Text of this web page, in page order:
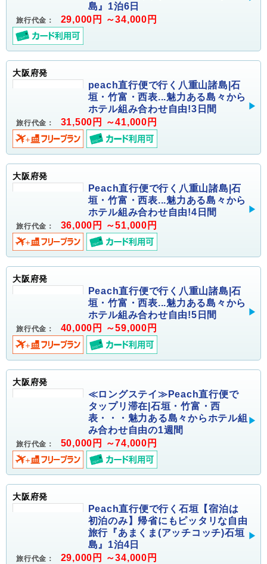
島』1泊6日
旅行代金： 29,000円 ～34,000円
大阪府発
peach直行便で行く八重山諸島|石
垣・竹富・西表...魅力ある島々から
ホテル組み合わせ自由!3日間
旅行代金： 31,500円 ～41,000円
大阪府発
Peach直行便で行く八重山諸島|石
垣・竹富・西表...魅力ある島々から
ホテル組み合わせ自由!4日間
旅行代金： 36,000円 ～51,000円
大阪府発
Peach直行便で行く八重山諸島|石
垣・竹富・西表...魅力ある島々から
ホテル組み合わせ自由!5日間
旅行代金： 40,000円 ～59,000円
大阪府発
≪ロングステイ≫Peach直行便で
タップリ滞在|石垣・竹富・西
表・・・魅力ある島々からホテル組
み合わせ自由の1週間
旅行代金： 50,000円 ～74,000円
大阪府発
Peach直行便で行く石垣【宿泊は
初泊のみ】帰省にもピッタリな自由
旅行『あまくま(アッチコッチ)石垣
島』1泊4日
旅行代金： 29,000円 ～34,000円